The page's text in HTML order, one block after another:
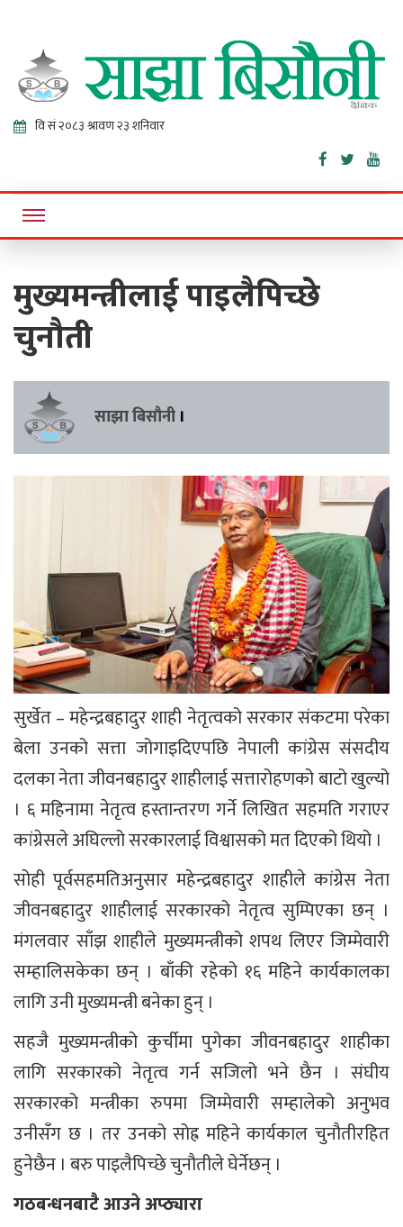
Sajha
Bisaunee
Online News Portal
मुख्यमन्त्रीलाई पाइलैपिच्छे
चुनौती
साझा बिसौनी ।
सुर्खेत – महेन्द्रबहादुर शाही नेतृत्वको सरकार संकटमा परेका
बेला उनको सत्ता जोगाइदिएपछि नेपाली कांग्रेस संसदीय
दलका नेता जीवनबहादुर शाहीलाई सत्तारोहणको बाटो खुल्यो
। ६ महिनामा नेतृत्व हस्तान्तरण गर्ने लिखित सहमति गराएर
कांग्रेसले अघिल्लो सरकारलाई विश्वासको मत दिएको थियो ।
सोही पूर्वसहमतिअनुसार महेन्द्रबहादुर शाहीले कांग्रेस नेता
जीवनबहादुर शाहीलाई सरकारको नेतृत्व सुम्पिएका छन् ।
मंगलवार साँझ शाहीले मुख्यमन्त्रीको शपथ लिएर जिम्मेवारी
सम्हालिसकेका छन् । बाँकी रहेको १६ महिने कार्यकालका
लागि उनी मुख्यमन्त्री बनेका हुन् ।
सहजै मुख्यमन्त्रीको कुर्चीमा पुगेका जीवनबहादुर शाहीका
लागि सरकारको नेतृत्व गर्न सजिलो भने छैन । संघीय
सरकारको मन्त्रीका रुपमा जिम्मेवारी सम्हालेको अनुभव
उनीसँग छ । तर उनको सोह्र महिने कार्यकाल चुनौतीरहित
हुनेछैन । बरु पाइलैपिच्छे चुनौतीले घेर्नेछन् ।
गठबन्धनबाटै आउने अप्ठ्यारा